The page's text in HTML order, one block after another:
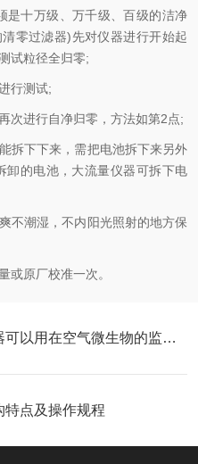
十万级、万千级、百级的洁净
零过滤器)先对仪器进行开始起
试粒径全归零;
行测试;
进行自净归零，方法如第2点;
下下来，需把电池拆下来另外
卸的电池，大流量仪器可拆下电
潮湿，不内阳光照射的地方保
原厂校准一次。
空气微生物采样器可以用在空气微生物的监测吗？
特点及操作规程